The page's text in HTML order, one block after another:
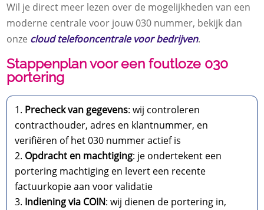
Wil je direct meer lezen over de mogelijkheden van een
moderne centrale voor jouw 030 nummer, bekijk dan
onze cloud telefooncentrale voor bedrijven.
Stappenplan voor een foutloze 030
portering
Precheck van gegevens: wij controleren
contracthouder, adres en klantnummer, en
verifiëren of het 030 nummer actief is
Opdracht en machtiging: je ondertekent een
portering machtiging en levert een recente
factuurkopie aan voor validatie
Indiening via COIN: wij dienen de portering in,